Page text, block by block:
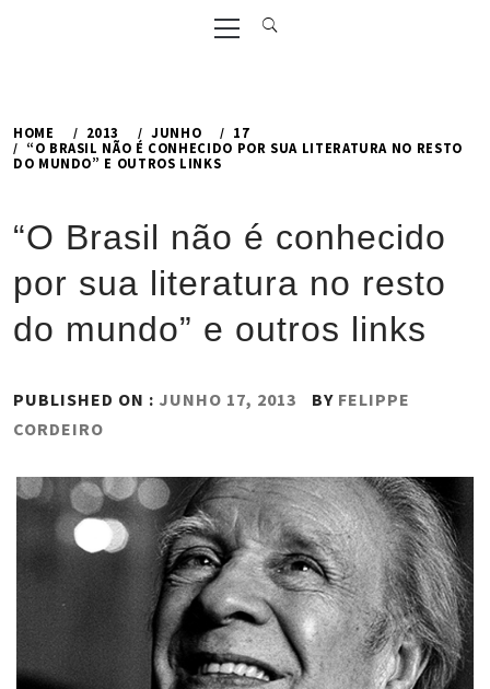
Primary
Menu
HOME 2013 JUNHO
17
“O BRASIL NÃO É CONHECIDO POR SUA LITERATURA NO RESTO
DO MUNDO” E OUTROS LINKS
“O Brasil não é conhecido
por sua literatura no resto
do mundo” e outros links
PUBLISHED ON : JUNHO 17, 2013 BY FELIPPE
CORDEIRO